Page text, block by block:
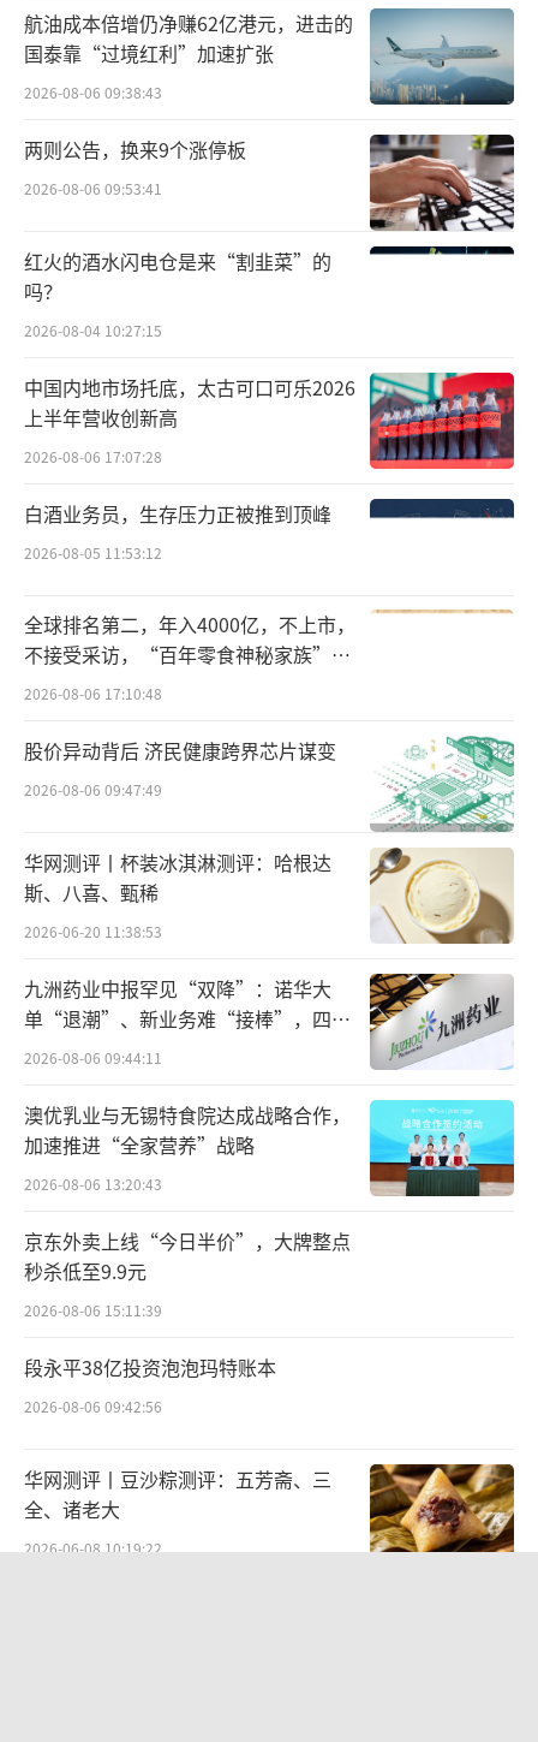
航油成本倍增仍净赚62亿港元，进击的
国泰靠“过境红利”加速扩张
2026-08-06 09:38:43
两则公告，换来9个涨停板
2026-08-06 09:53:41
红火的酒水闪电仓是来“割韭菜”的
吗？
2026-08-04 10:27:15
中国内地市场托底，太古可口可乐2026
上半年营收创新高
2026-08-06 17:07:28
白酒业务员，生存压力正被推到顶峰
2026-08-05 11:53:12
全球排名第二，年入4000亿，不上市，
不接受采访，“百年零食神秘家族”浮
出水面？
2026-08-06 17:10:48
股价异动背后 济民健康跨界芯片谋变
2026-08-06 09:47:49
华网测评丨杯装冰淇淋测评：哈根达
斯、八喜、甄稀
2026-06-20 11:38:53
九洲药业中报罕见“双降”：诺华大
单“退潮”、新业务难“接棒”，四大
难关待闯
2026-08-06 09:44:11
澳优乳业与无锡特食院达成战略合作，
加速推进“全家营养”战略
2026-08-06 13:20:43
京东外卖上线“今日半价”，大牌整点
秒杀低至9.9元
2026-08-06 15:11:39
段永平38亿投资泡泡玛特账本
2026-08-06 09:42:56
华网测评丨豆沙粽测评：五芳斋、三
全、诸老大
2026-06-08 10:19:22